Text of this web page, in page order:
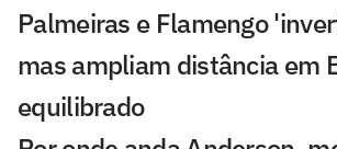
Palmeiras e Flamengo
mas ampliam distância em
equilibrado